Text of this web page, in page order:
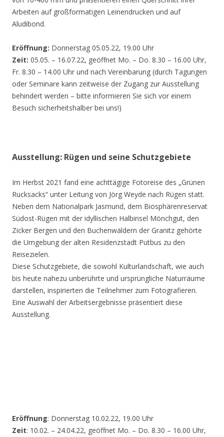
Arbeiten auf großformatigen Leinendrucken und auf
Aludibond.
Eröffnung: Donnerstag 05.05.22, 19.00 Uhr
Zeit: 05.05. – 16.07.22, geöffnet Mo. – Do. 8.30 – 16.00 Uhr,
Fr. 8.30 – 14.00 Uhr und nach Vereinbarung (durch Tagungen
oder Seminare kann zeitweise der Zugang zur Ausstellung
behindert werden – bitte informieren Sie sich vor einem
Besuch sicherheitshalber bei uns!)
Ausstellung: Rügen und seine Schutzgebiete
Im Herbst 2021 fand eine achttägige Fotoreise des „Grünen
Rucksacks“ unter Leitung von Jörg Weyde nach Rügen statt.
Neben dem Nationalpark Jasmund, dem Biosphärenreservat
Südost-Rügen mit der idyllischen Halbinsel Mönchgut, den
Zicker Bergen und den Buchenwäldern der Granitz gehörte
die Umgebung der alten Residenzstadt Putbus zu den
Reisezielen.
Diese Schutzgebiete, die sowohl Kulturlandschaft, wie auch
bis heute nahezu unberührte und ursprüngliche Naturräume
darstellen, inspirierten die Teilnehmer zum Fotografieren.
Eine Auswahl der Arbeitsergebnisse präsentiert diese
Ausstellung.
Eröffnung: Donnerstag 10.02.22, 19.00 Uhr
Zeit: 10.02. – 24.04.22, geöffnet Mo. – Do. 8.30 – 16.00 Uhr,